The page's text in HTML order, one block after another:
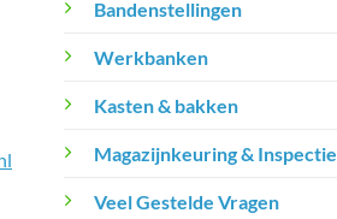
Bandenstellingen
Werkbanken
Kasten & bakken
Magazijnkeuring & Inspectie
Veel Gestelde Vragen